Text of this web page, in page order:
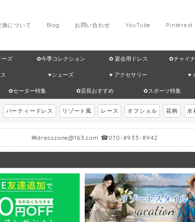
Pinterest
YouTube
お問い合わせ
Blog
換について
ーズ ✿今季コレクション ✿ 宴会用ドレス ✿チャイ
♥シューズ ♥ アクセサリー ♥
✿セーター特集 ✿店長おすすめ ✿スポーツ特集
パーティードレス リゾート風 レース オフショル 花柄 水
✉dresszone@163.com ☎070-8935-8942